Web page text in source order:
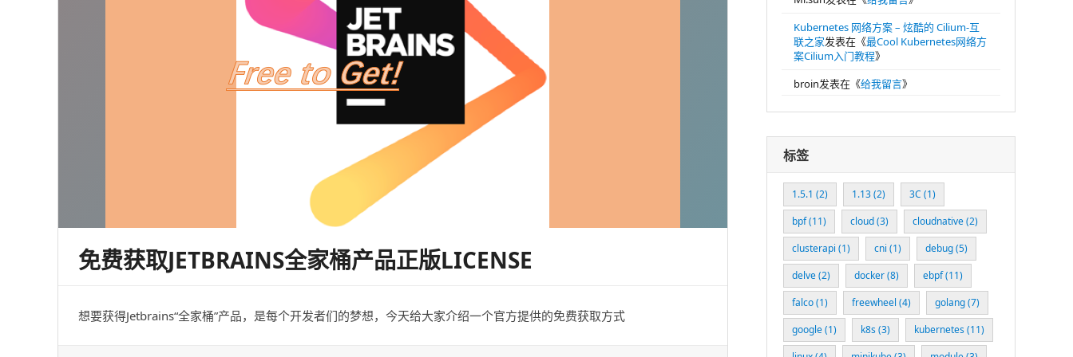
BPF
例
码
免费获取JETBRAINS全家桶产品正版LICENSE
想要获得Jetbrains“全家桶”产品，是每个开发者们的梦想，今天给大家介绍一个官方提供的免费获取方式
Kubernetes 网络方案 – 炫酷的 Cilium-互
联之家发表在《最Cool Kubernetes网络方
案Cilium入门教程》
broin发表在《给我留言》
标签
1.5.1 (2) 1.13(2) 3C (1)
bpf(11) cloud(3) cloudnative(2)
clusterapi (1) cni (1) debug(5)
delve(2) docker(8) ebpf(11)
falco(1) freewheel (4) golang(7)
google(1) k8s(3) kubernetes(11)